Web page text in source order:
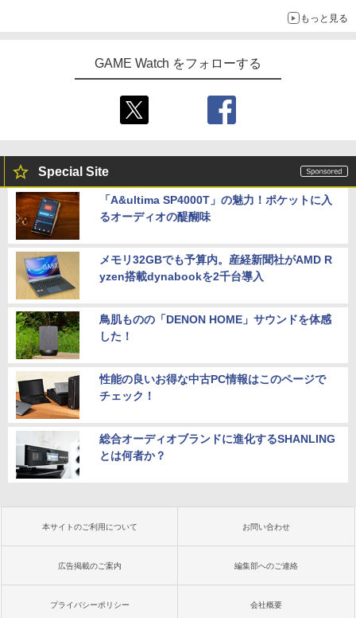
【Amazon.co.jp限定】劇場版モノノ怪
第三章 蛇神 (オリジナル特典:オリジナル
しイラストボード付) [Blu-ray]
￥9,900
￥8,518
STRASSE RCZ01用 コントローラーホル
ダー 左側 左右兼用 ゲームパッド PS4 P
S5 コントローラースタンド ゲームパッ
チナブルー【レトロ】
クラッシャージョー The Movie Blu-ray
￥4,790
もっと見る
GAME Watch をフォローする
Special Site
「A&ultima SP4000T」の魅力！ポケットに入
るオーディオの醍醐味
メモリ32GBでも予算内。産経新聞社がAMD R
yzen搭載dynabookを2千台導入
鳥肌ものの「DENON HOME」サウンドを体感
した！
性能の良いお得な中古PC情報はこのページで
チェック！
総合オーディオブランドに進化するSHANLING
とは何者か？
本サイトのご利用について お問い合わせ
広告掲載のご案内 編集部へのご連絡
プライバシーポリシー 会社概要